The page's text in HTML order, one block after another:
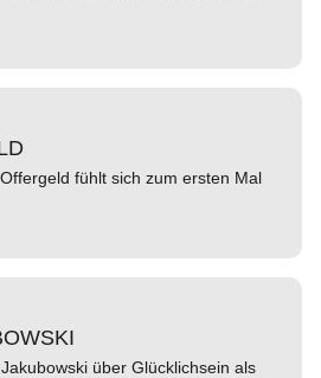
fühlt sich zum ersten Mal
über Glücklichsein als